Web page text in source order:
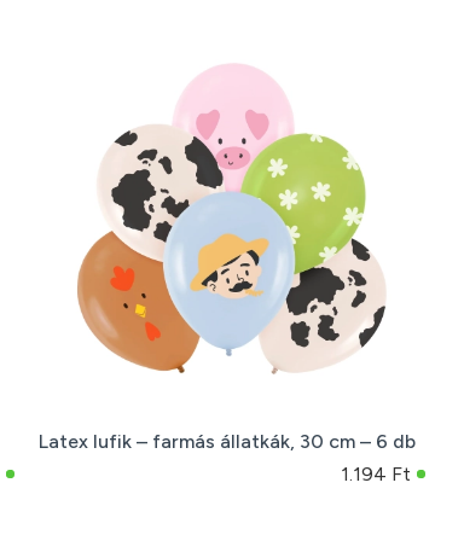
Latex lufik – farmás állatkák, 30 cm – 6 db
1.194 Ft